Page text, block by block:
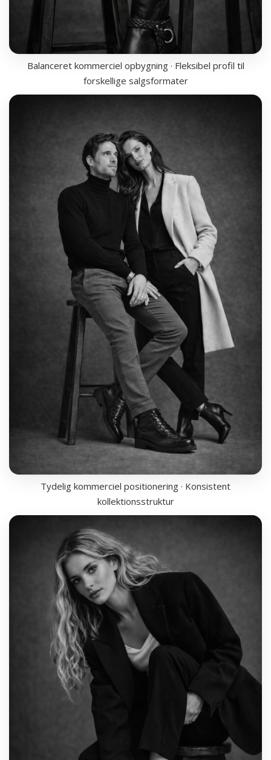
Balanceret kommerciel opbygning · Fleksibel profil til
forskellige salgsformater
LINJE
Tydelig kommerciel positionering · Konsistent
kollektionsstruktur